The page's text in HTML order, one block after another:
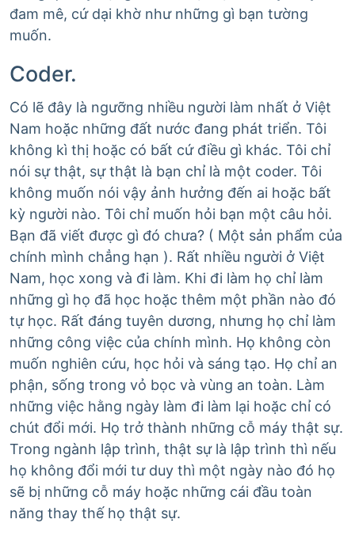
đam mê, cứ dại khờ như những gì bạn tường
muốn.
Coder.
Có lẽ đây là ngưỡng nhiều người làm nhất ở Việt
Nam hoặc những đất nước đang phát triển. Tôi
không kì thị hoặc có bất cứ điều gì khác. Tôi chỉ
nói sự thật, sự thật là bạn chỉ là một coder. Tôi
không muốn nói vậy ảnh hưởng đến ai hoặc bất
kỳ người nào. Tôi chỉ muốn hỏi bạn một câu hỏi.
Bạn đã viết được gì đó chưa? ( Một sản phẩm của
chính mình chẳng hạn ). Rất nhiều người ở Việt
Nam, học xong và đi làm. Khi đi làm họ chỉ làm
những gì họ đã học hoặc thêm một phần nào đó
tự học. Rất đáng tuyên dương, nhưng họ chỉ làm
những công việc của chính mình. Họ không còn
muốn nghiên cứu, học hỏi và sáng tạo. Họ chỉ an
phận, sống trong vỏ bọc và vùng an toàn. Làm
những việc hằng ngày làm đi làm lại hoặc chỉ có
chút đổi mới. Họ trở thành những cỗ máy thật sự.
Trong ngành lập trình, thật sự là lập trình thì nếu
họ không đổi mới tư duy thì một ngày nào đó họ
sẽ bị những cỗ máy hoặc những cái đầu toàn
năng thay thế họ thật sự.